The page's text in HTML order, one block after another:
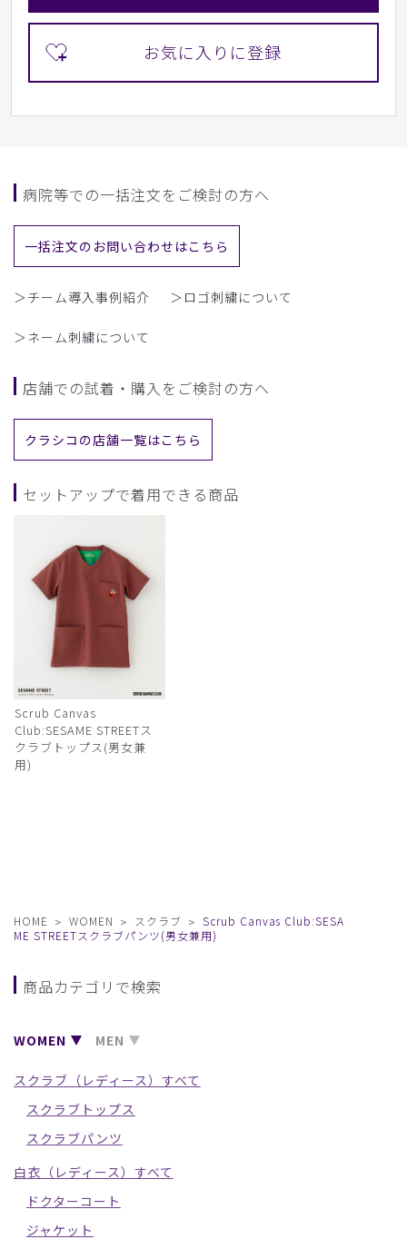
病院等での一括注文をご検討の方へ
一括注文のお問い合わせはこちら
＞チーム導入事例紹介 ＞ロゴ刺繍について
＞ネーム刺繍について
店舗での試着・購入をご検討の方へ
クラシコの店舗一覧はこちら
セットアップで着用できる商品
Scrub Canvas
Club:SESAME STREETス
クラブトップス(男女兼
用)
HOME WOMEN スクラブ
Scrub Canvas Club:SESA
ME STREETスクラブパンツ(男女兼用)
商品カテゴリで検索
WOMEN MEN
スクラブ（レディース）すべて
スクラブトップス
スクラブパンツ
白衣（レディース）すべて
ドクターコート
ジャケット